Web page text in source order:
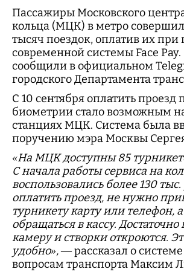
Пассажиры Московского
кольца (МЦК) в метро
тысяч поездок, оплатив их
современной системы Face
сообщили в официальном
городского Департамента
С 10 сентября оплатить проезд
биометрии стало возможным
станциях МЦК. Система была
поручению мэра Москвы
«На МЦК доступны 85
С начала работы сервиса на
воспользовались более 130
оплатить проезд, не нужно
турникету карту или телефон,
обращаться в кассу. Достаточно
камеру и створки откроются.
удобно»,— рассказал о
вопросам транспорта Максим